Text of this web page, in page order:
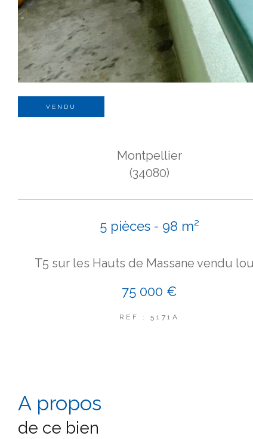
VENDU
Montpellier
(34080)
5 pièces - 98 m²
T5 sur les Hauts de Massane vendu
75 000 €
REF : 5171A
a propos
de ce bien